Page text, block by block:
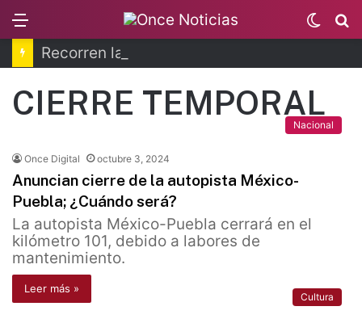
Switch
skin
CIERRE TEMPORAL
Nacional
Once Digital octubre 3, 2024
Anuncian cierre de la autopista México-
Puebla; ¿Cuándo será?
La autopista México-Puebla cerrará en el
kilómetro 101, debido a labores de
mantenimiento.
Leer más »
Cultura